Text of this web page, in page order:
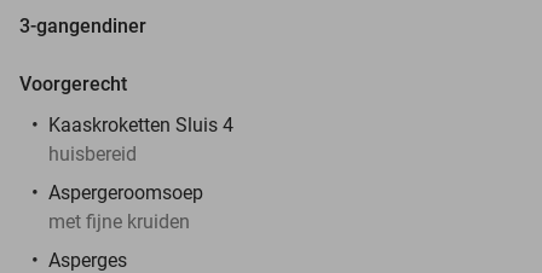
3-gangendiner
Voorgerecht
Kaaskroketten Sluis 4
huisbereid
Aspergeroomsoep
met fijne kruiden
Asperges